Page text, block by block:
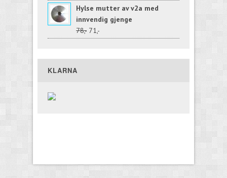
Hylse mutter av v2a med
innvendig gjenge
78,- 71,-
KLARNA